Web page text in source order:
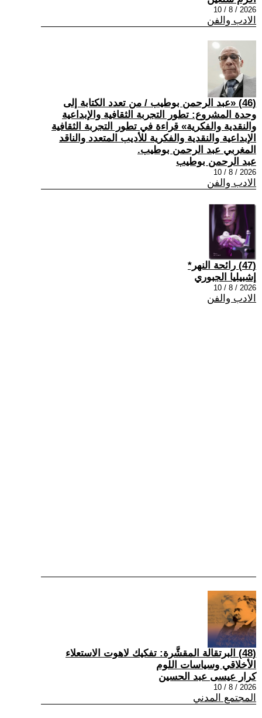
2026 / 8 / 10
الادب والفن
(46) «عبد الرحمن بوطيب / من تعدد الكتابة إلى
وحدة المشروع: تطور التجربة الثقافية والإبداعية
والنقدية والفكرية» قراءة في تطور التجربة الثقافية
الإبداعية والنقدية والفكرية للأديب المتعدد والناقد
المغربي عبد الرحمن بوطيب.
عبد الرحمن بوطيب
2026 / 8 / 10
الادب والفن
(47) رائحة النهر*
إشبيليا الجبوري
2026 / 8 / 10
الادب والفن
(48) البرتقالة المقشَّرة: تفكيك لاهوت الاستعلاء
الأخلاقي وسياسات اللوم
كرار عيسى عبد الحسين
2026 / 8 / 10
المجتمع المدني